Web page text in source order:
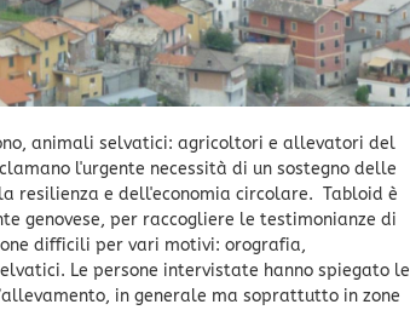
animali selvatici: agricoltori e allevatori del
l'urgente necessità di un sostegno delle
resilienza e dell'economia circolare. Tabloid è
genovese, per raccogliere le testimonianze di
difficili per vari motivi: orografia,
Le persone intervistate hanno spiegato le
in generale ma soprattutto in zone